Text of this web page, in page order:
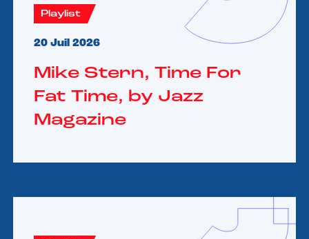
Playlist
20 Juil 2026
Mike Stern, Time For
Fat Time, by Jazz
Magazine